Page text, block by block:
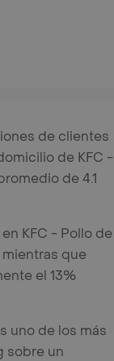
de clientes
de KFC -
de 4.1
KFC - Pollo de
que
el 13%
uno de los más
sobre un